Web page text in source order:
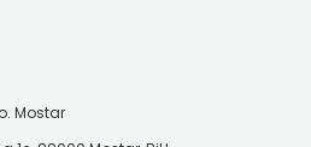
Mostar